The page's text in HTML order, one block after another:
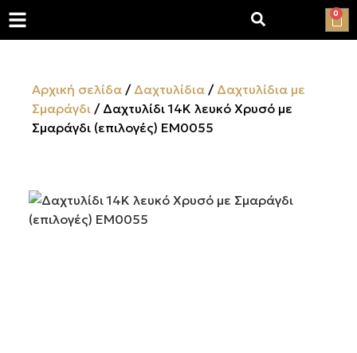
0
Αρχική σελίδα / Δαχτυλίδια / Δαχτυλίδια με
Σμαράγδι / Δαχτυλίδι 14Κ λευκό Χρυσό με
Σμαράγδι (επιλογές) ΕΜ0055